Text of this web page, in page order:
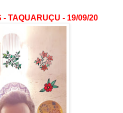
TAQUARUÇU - 19/09/20